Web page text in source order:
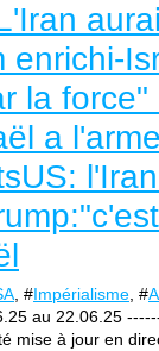
la
a
, #Impérialisme , #
au 22.06.25
mise à jour en